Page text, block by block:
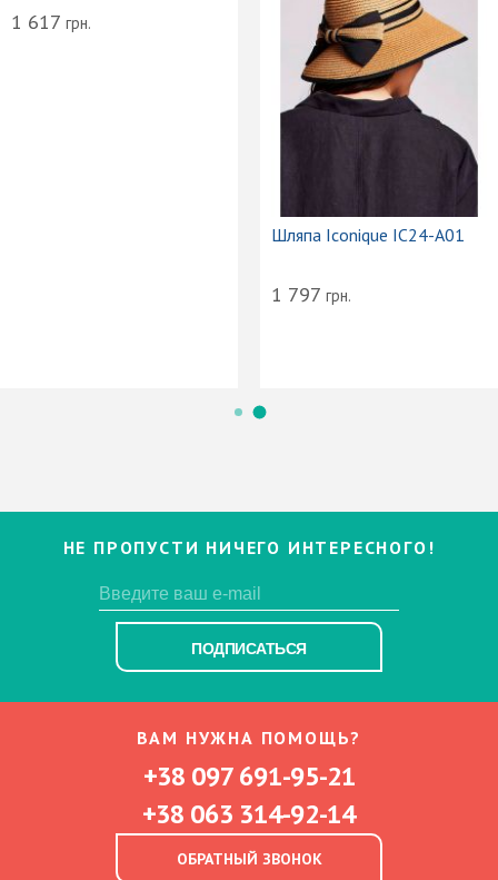
1 617 грн.
Шляпа Iconique IC24-A01
1 797 грн.
НЕ ПРОПУСТИ НИЧЕГО ИНТЕРЕСНОГО!
ПОДПИСАТЬСЯ
ВАМ НУЖНА ПОМОЩЬ?
+38 097 691-95-21
+38 063 314-92-14
ОБРАТНЫЙ ЗВОНОК